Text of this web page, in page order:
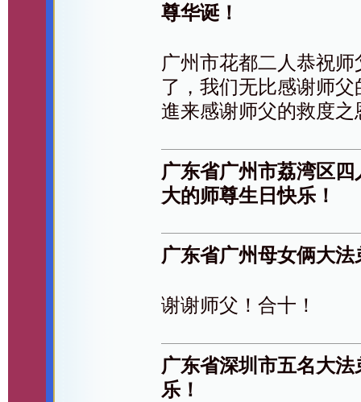
尊华诞！
广州市花都二人恭祝
了，我们无比感谢师
進来感谢师父的救度
广东省广州市荔湾区
大的师尊生日快乐！
广东省广州母女俩大
谢谢师父！合十！
广东省深圳市五名大
乐！